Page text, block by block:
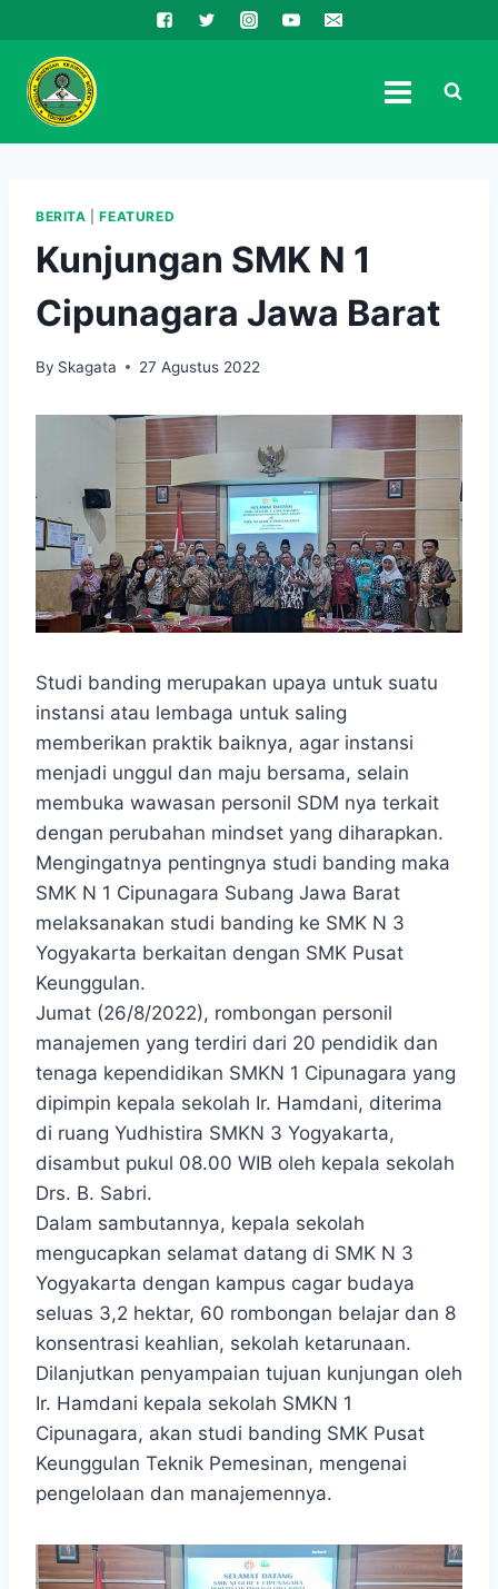
to
content
BERITA |FEATURED
Kunjungan SMK N 1
Cipunagara Jawa Barat
By Skagata 27 Agustus 2022
Studi banding merupakan upaya untuk suatu
instansi atau lembaga untuk saling
memberikan praktik baiknya, agar instansi
menjadi unggul dan maju bersama, selain
membuka wawasan personil SDM nya terkait
dengan perubahan mindset yang diharapkan.
Mengingatnya pentingnya studi banding maka
SMK N 1 Cipunagara Subang Jawa Barat
melaksanakan studi banding ke SMK N 3
Yogyakarta berkaitan dengan SMK Pusat
Keunggulan.
Jumat (26/8/2022), rombongan personil
manajemen yang terdiri dari 20 pendidik dan
tenaga kependidikan SMKN 1 Cipunagara yang
dipimpin kepala sekolah Ir. Hamdani, diterima
di ruang Yudhistira SMKN 3 Yogyakarta,
disambut pukul 08.00 WIB oleh kepala sekolah
Drs. B. Sabri.
Dalam sambutannya, kepala sekolah
mengucapkan selamat datang di SMK N 3
Yogyakarta dengan kampus cagar budaya
seluas 3,2 hektar, 60 rombongan belajar dan 8
konsentrasi keahlian, sekolah ketarunaan.
Dilanjutkan penyampaian tujuan kunjungan oleh
Ir. Hamdani kepala sekolah SMKN 1
Cipunagara, akan studi banding SMK Pusat
Keunggulan Teknik Pemesinan, mengenai
pengelolaan dan manajemennya.